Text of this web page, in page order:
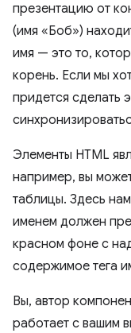
презентацию от
(имя «Боб»)
имя — это то,
корень. Если мы
придется сделать
Элементы HTML
например, вы
таблицы. Здесь
именем должен
красном фоне с
содержимое тега
Вы, автор
работает с вашим